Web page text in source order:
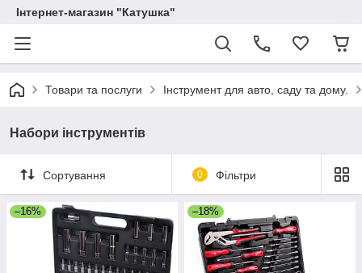
Інтернет-магазин "Катушка"
Товари та послуги Інструмент для авто, саду та дому.
Набори інструментів
Сортування 0 Фільтри
–16% –18%